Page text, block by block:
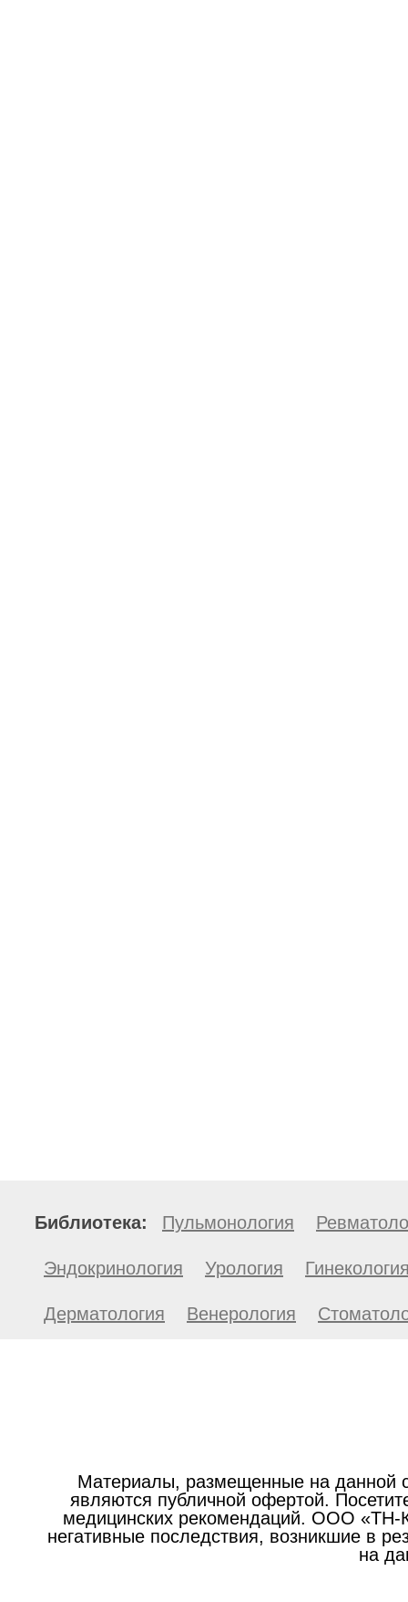
Библиотека: Пульмонология
Эндокринология Урология
Дерматология Венерология
Материалы, размещенные на данной
являются публичной офертой.
медицинских рекомендаций. ООО «ТН-
негативные последствия, возникшие в
на